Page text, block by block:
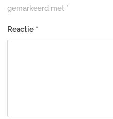
gemarkeerd met *
Reactie *